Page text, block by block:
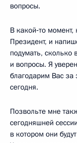
вопросы.
В какой‑то
Президент, и
подумать, сколько
и вопросы. Я
благодарим Вас за
сегодня.
Позвольте мне
сегодняшней
в котором они